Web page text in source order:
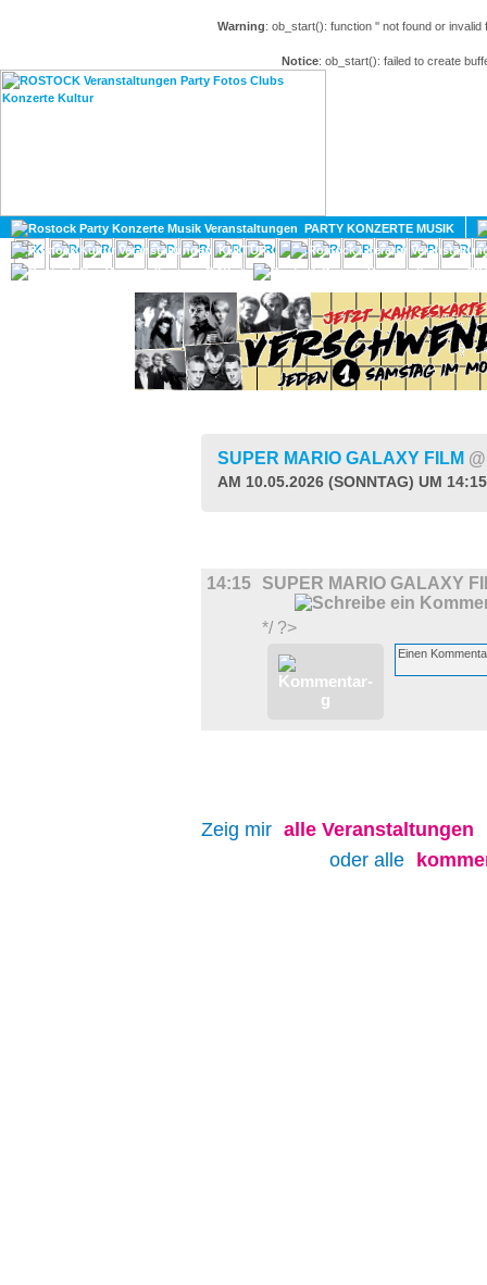
Warning: ob_start(): function '' not found or
Notice: ob_start(): failed to create
PARTY KONZERTE MUSIK
KULTUR
GAY
SUPER MARIO GALAXY FILM
AM 10.05.2026 (SONNTAG) UM
14:15 SUPER MARIO GALAXY
*/ ?>
Zeig mir alle Veranstaltungen
oder alle